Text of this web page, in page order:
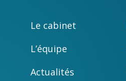
Le cabinet
L’équipe
Actualités